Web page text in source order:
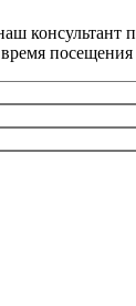
консультант
время посещения